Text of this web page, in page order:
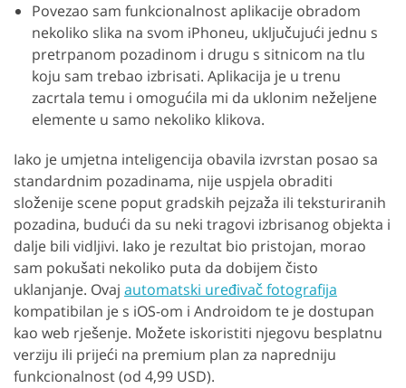
Povezao sam funkcionalnost aplikacije obradom
nekoliko slika na svom iPhoneu, uključujući jednu s
pretrpanom pozadinom i drugu s sitnicom na tlu
koju sam trebao izbrisati. Aplikacija je u trenu
zacrtala temu i omogućila mi da uklonim neželjene
elemente u samo nekoliko klikova.
Iako je umjetna inteligencija obavila izvrstan posao sa
standardnim pozadinama, nije uspjela obraditi
složenije scene poput gradskih pejzaža ili teksturiranih
pozadina, budući da su neki tragovi izbrisanog objekta i
dalje bili vidljivi. Iako je rezultat bio pristojan, morao
sam pokušati nekoliko puta da dobijem čisto
uklanjanje. Ovaj automatski uređivač fotografija
kompatibilan je s iOS-om i Androidom te je dostupan
kao web rješenje. Možete iskoristiti njegovu besplatnu
verziju ili prijeći na premium plan za napredniju
funkcionalnost (od 4,99 USD).